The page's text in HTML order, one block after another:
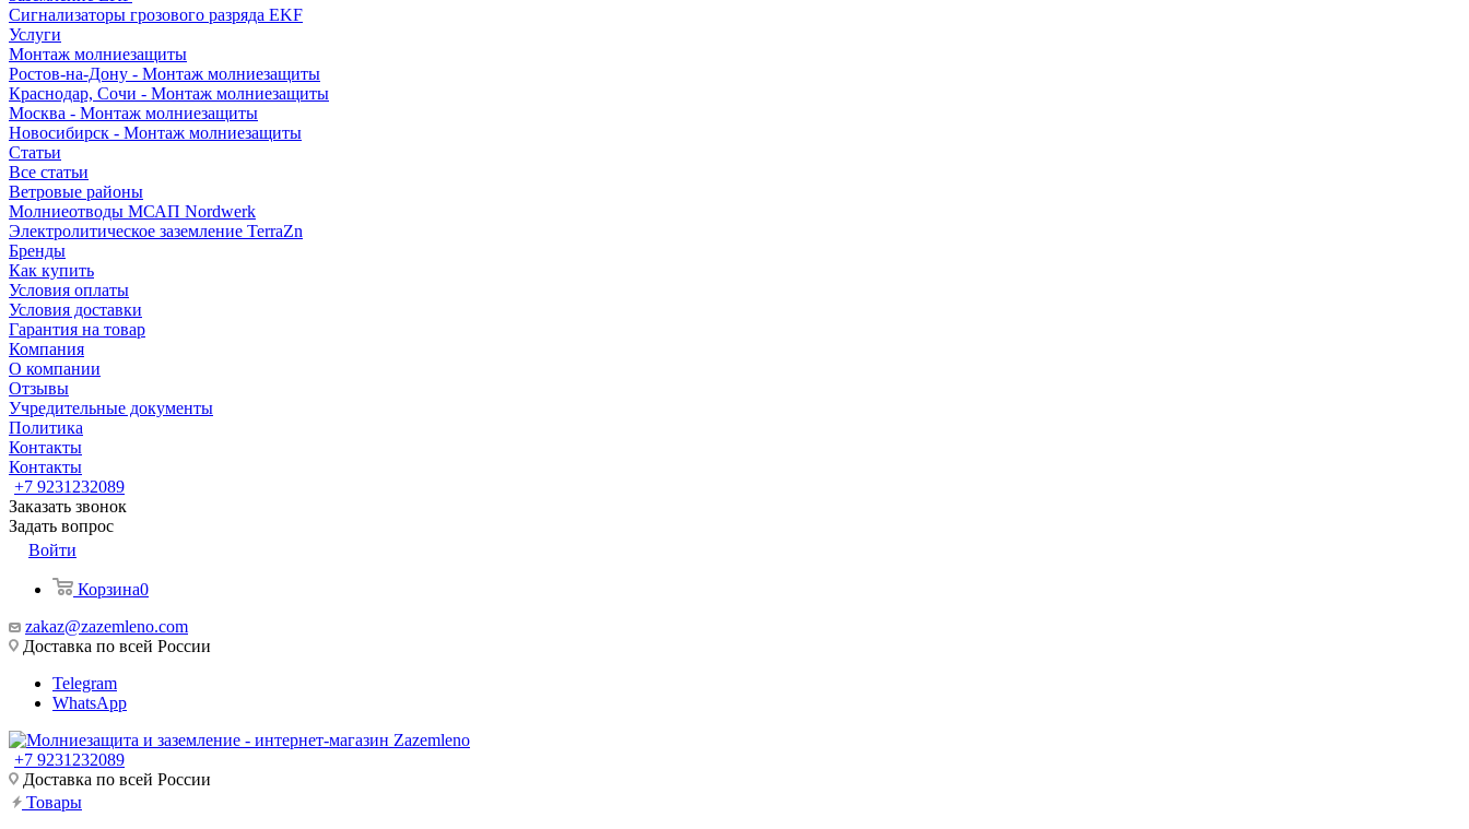
Сигнализаторы грозового разряда EKF
Услуги
Монтаж молниезащиты
Ростов-на-Дону - Монтаж молниезащиты
Краснодар, Сочи - Монтаж молниезащиты
Москва - Монтаж молниезащиты
Новосибирск - Монтаж молниезащиты
Статьи
Все статьи
Ветровые районы
Молниеотводы МСАП Nordwerk
Электролитическое заземление TerraZn
Бренды
Как купить
Условия оплаты
Условия доставки
Гарантия на товар
Компания
О компании
Отзывы
Учредительные документы
Политика
Контакты
Контакты
+7 9231232089
Заказать звонок
Задать вопрос
Войти
Корзина0
zakaz@zazemleno.com
Доставка по всей России
Telegram
WhatsApp
+7 9231232089
Доставка по всей России
Товары